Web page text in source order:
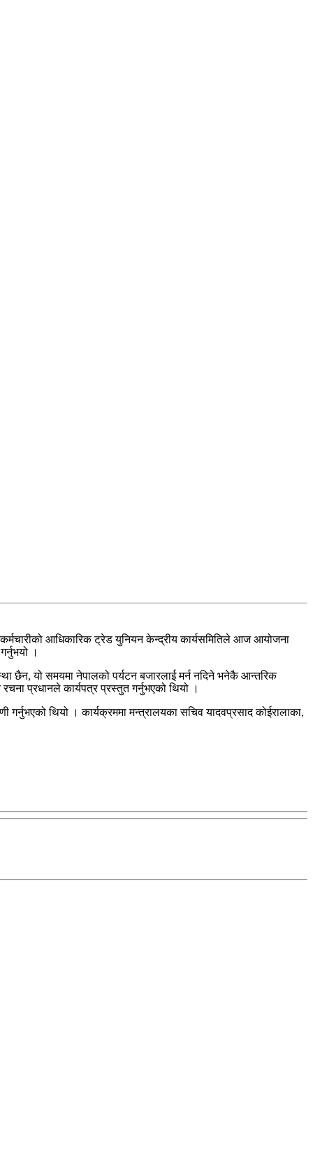
आधिकारिक ट्रेड युनियन केन्द्रीय कार्यसमितिले आज आयोजना
।
छैन, यो समयमा नेपालको पर्यटन बजारलाई मर्न नदिने भनेकै आन्तरिक
प्रधानले कार्यपत्र प्रस्तुत गर्नुभएको थियो ।
गर्नुभएको थियो । कार्यक्रममा मन्त्रालयका सचिव यादवप्रसाद कोईरालाका,